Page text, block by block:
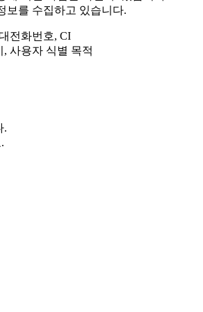
보를 수집하고 있습니다.
전화번호, CI
사용자 식별 목적
.